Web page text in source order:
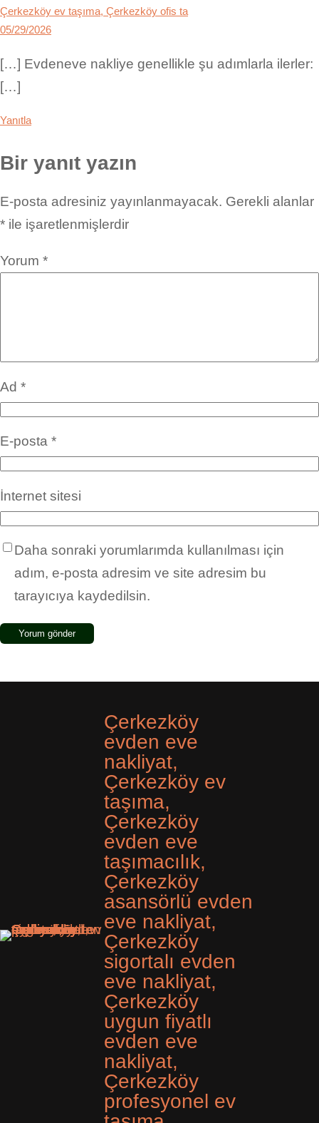
Çerkezköy ev taşıma, Çerkezköy ofis ta
05/29/2026
[…] Evdeneve nakliye genellikle şu adımlarla ilerler:
[…]
Yanıtla
Bir yanıt yazın
E-posta adresiniz yayınlanmayacak. Gerekli alanlar
* ile işaretlenmişlerdir
Yorum *
Ad *
E-posta *
İnternet sitesi
Daha sonraki yorumlarımda kullanılması için
adım, e-posta adresim ve site adresim bu
tarayıcıya kaydedilsin.
Çerkezköy
evden eve
nakliyat,
Çerkezköy ev
taşıma,
Çerkezköy
evden eve
taşımacılık,
Çerkezköy
asansörlü evden
eve nakliyat,
Çerkezköy
sigortalı evden
eve nakliyat,
Çerkezköy
uygun fiyatlı
evden eve
nakliyat,
Çerkezköy
profesyonel ev